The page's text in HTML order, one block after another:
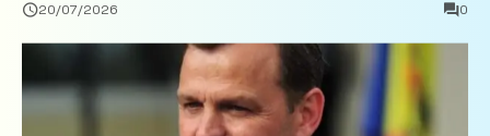
20/07/2026 0